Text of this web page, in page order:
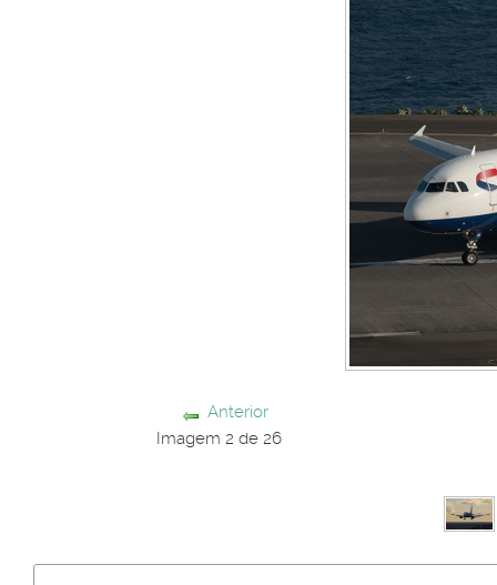
Anterior
Imagem 2 de 26